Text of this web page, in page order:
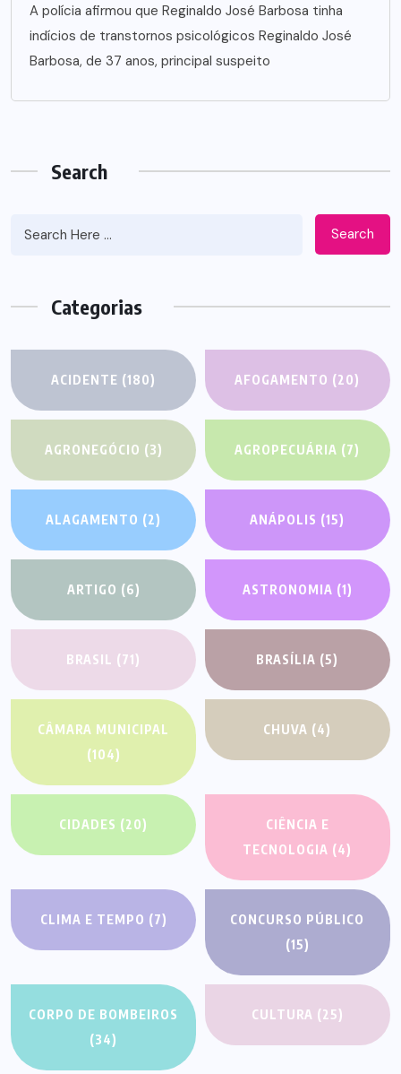
A polícia afirmou que Reginaldo José Barbosa tinha
indícios de transtornos psicológicos Reginaldo José
Barbosa, de 37 anos, principal suspeito
Search
Search
Categorias
ACIDENTE (180) AFOGAMENTO (20)
AGRONEGÓCIO (3) AGROPECUÁRIA (7)
ALAGAMENTO (2) ANÁPOLIS (15)
ARTIGO (6) ASTRONOMIA (1)
BRASIL (71) BRASÍLIA (5)
CÂMARA MUNICIPAL
(104)
CHUVA (4)
CIDADES (20)
CIÊNCIA E
TECNOLOGIA (4)
CLIMA E TEMPO (7)
CONCURSO PÚBLICO
(15)
CORPO DE BOMBEIROS
(34)
CULTURA (25)